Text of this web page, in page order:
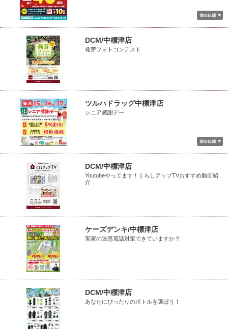
DCM/中標津店
発芽フォトコンテスト
ツルハドラッグ中標津店
シニア感謝デー
DCM/中標津店
Youtubeやってます！くらしアップTVおすすめ動画紹
介
ケーズデンキ/中標津店
実家の迷惑電話対策できていますか？
DCM/中標津店
あなたにぴったりのボトルを選ぼう！